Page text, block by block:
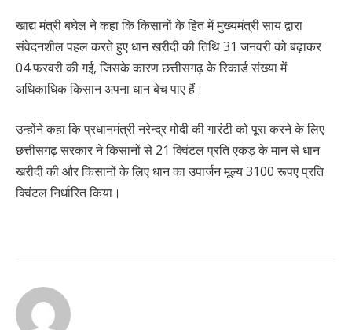
खाद्य मंत्री बघेल ने कहा कि किसानों के हित में मुख्यमंत्री साय द्वारा
संवेदनशील पहल करते हुए धान खरीदी की तिथि 31 जनवरी को बढ़ाकर
04 फरवरी की गई, जिसके कारण छत्तीसगढ़ के रिकार्ड संख्या में
अधिकाधिक किसान अपना धान बेच पाए हैं।
उन्होंने कहा कि प्रधानमंत्री नरेन्द्र मोदी की गारंटी को पूरा करने के लिए
छत्तीसगढ़ सरकार ने किसानों से 21 क्विंटल प्रति एकड़ के मान से धान
खरीदी की और किसानों के लिए धान का उपार्जन मूल्य 3100 रूपए प्रति
क्विंटल निर्धारित किया।